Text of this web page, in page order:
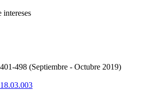
intereses
498 (Septiembre - Octubre 2019)